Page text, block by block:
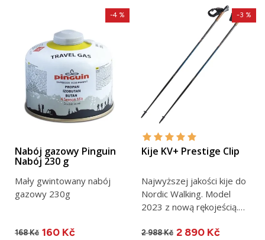
Nabój gazowy Pinguin
Nabój 230 g
Mały gwintowany nabój
gazowy 230g
168 Kč
-4 %
160 Kč
Kije KV+ Prestige Clip
Najwyższej jakości kije do
Nordic Walking. Model
2023 z nową rękojeścią.
węgla....
2 988 Kč
-3 %
2 890 Kč